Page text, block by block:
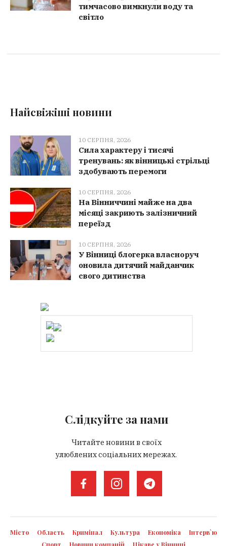
тимчасово вимкнули воду та
світло
Найсвіжіші новини
10 СЕРПНЯ, 2026
Сила характеру і тисячі
тренувань: як вінницькі стрільці
здобувають перемоги
10 СЕРПНЯ, 2026
На Вінниччині майже на два
місяці закриють залізничний
переїзд
10 СЕРПНЯ, 2026
У Вінниці блогерка власноруч
оновила дитячий майданчик
свого дитинства
Слідкуйте за нами
Читайте новини в своїх
улюблених соціальних мережах.
Місто Область Кримінал Культура Економіка
Інтерв`ю